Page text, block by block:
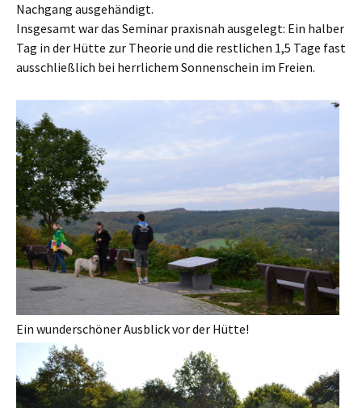
Nachgang ausgehändigt.
Insgesamt war das Seminar praxisnah ausgelegt: Ein halber
Tag in der Hütte zur Theorie und die restlichen 1,5 Tage fast
ausschließlich bei herrlichem Sonnenschein im Freien.
Ein wunderschöner Ausblick vor der Hütte!